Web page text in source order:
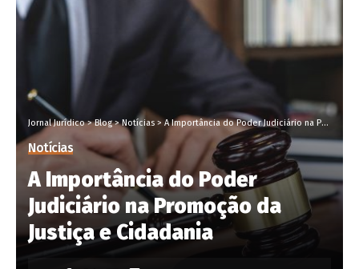
Jornal Jurídico>Blog>Notícias >A Importância do Poder Judiciário na Promoção da Justiça e Cidadania
Notícias
A Importância do Poder
Judiciário na Promoção da
Justiça e Cidadania